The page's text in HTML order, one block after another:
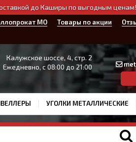
до Каширы по выгодным ценам!
МО Товары по акции
Калужское шоссе, 4, стр. 2
Ежедневно, с 08:00 до 21:00
УГОЛКИ МЕТАЛЛИЧЕСКИЕ